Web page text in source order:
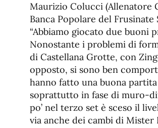
Maurizio Colucci (Allenatore
Banca Popolare del Frusinate
“Abbiamo giocato due buoni
Nonostante i problemi di
di Castellana Grotte, con
opposto, si sono ben
hanno fatto una buona partita
soprattutto in fase di muro-
po’ nel terzo set è sceso il
via anche dei cambi di Mister